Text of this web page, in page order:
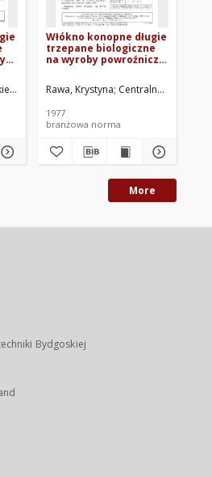
Łykowych. Oprac.
Włókno konopne długie
trzepane biologiczne
na wyroby powroźnicze
Rawa, Krystyna Centralne
1977
branżowa norma
More
Bydgoskiej